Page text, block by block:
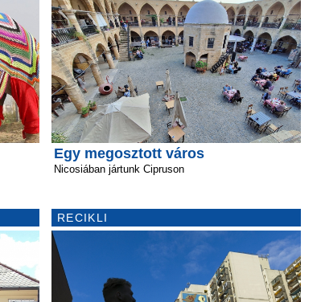
Egy megosztott város
Nicosiában jártunk Cipruson
RECIKLI